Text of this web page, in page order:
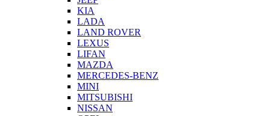
KIA
LADA
LAND ROVER
LEXUS
LIFAN
MAZDA
MERCEDES-BENZ
MINI
MITSUBISHI
NISSAN